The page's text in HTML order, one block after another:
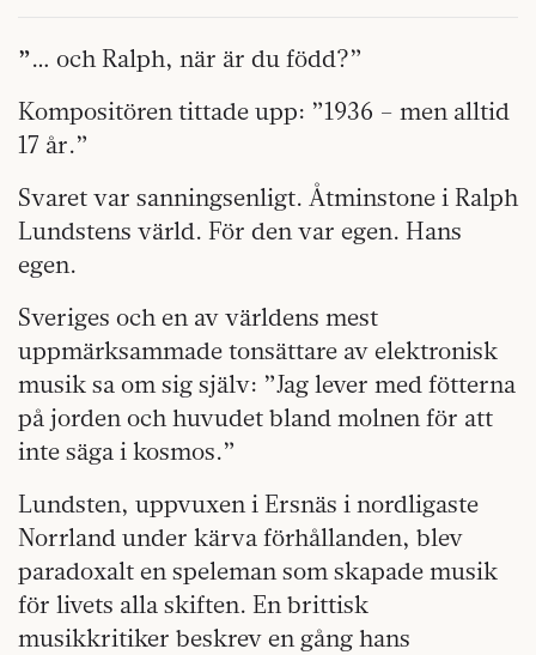
”… och Ralph, när är du född?”
Kompositören tittade upp: ”1936 – men alltid
17 år.”
Svaret var sanningsenligt. Åtminstone i Ralph
Lundstens värld. För den var egen. Hans
egen.
Sveriges och en av världens mest
uppmärksammade tonsättare av elektronisk
musik sa om sig själv: ”Jag lever med fötterna
på jorden och huvudet bland molnen för att
inte säga i kosmos.”
Lundsten, uppvuxen i Ersnäs i nordligaste
Norrland under kärva förhållanden, blev
paradoxalt en speleman som skapade musik
för livets alla skiften. En brittisk
musikkritiker beskrev en gång hans